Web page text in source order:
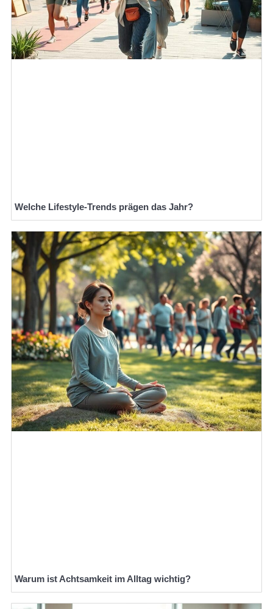
Welche Lifestyle-Trends prägen das Jahr?
Warum ist Achtsamkeit im Alltag wichtig?